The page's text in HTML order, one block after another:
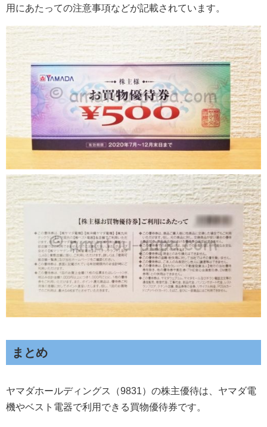
用にあたっての注意事項などが記載されています。
まとめ
ヤマダホールディングス（9831）の株主優待は、ヤマダ電
機やベスト電器で利用できる買物優待券です。